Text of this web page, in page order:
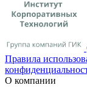
Правила
О компании